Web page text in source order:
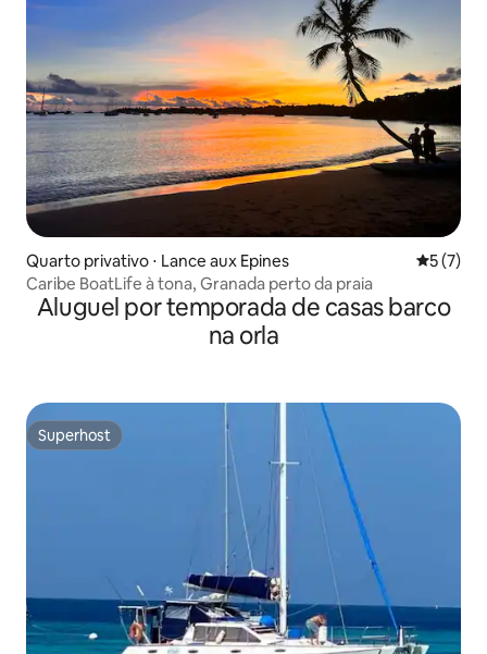
Quarto privativo ⋅ Lance aux Epines 5 de
5 (7)
Caribe BoatLife à tona, Granada perto da praia
Aluguel por temporada de casas barco
na orla
Superhost
Superhost